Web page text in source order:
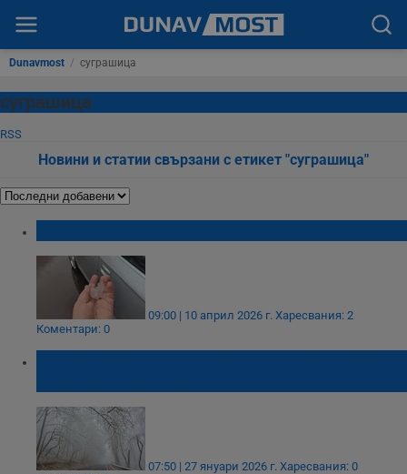
Dunavmost / суграшица
суграшица
RSS
Новини и статии свързани с етикет "суграшица"
09:00 | 10 април 2026 г. Харесвания: 2
Коментари: 0
07:50 | 27 януари 2026 г. Харесвания: 0